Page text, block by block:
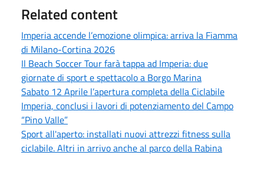
Related content
Imperia accende l’emozione olimpica: arriva la Fiamma
di Milano-Cortina 2026
Il Beach Soccer Tour farà tappa ad Imperia: due
giornate di sport e spettacolo a Borgo Marina
Sabato 12 Aprile l’apertura completa della Ciclabile
Imperia, conclusi i lavori di potenziamento del Campo
“Pino Valle”
Sport all'aperto: installati nuovi attrezzi fitness sulla
ciclabile. Altri in arrivo anche al parco della Rabina